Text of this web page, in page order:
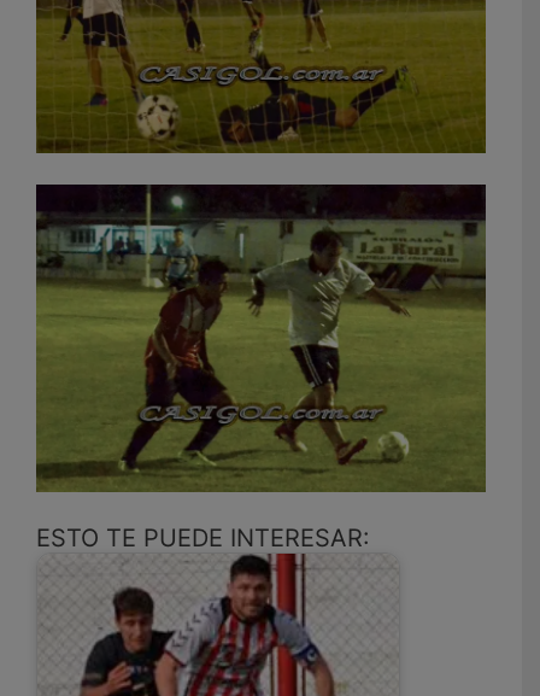
ESTO TE PUEDE INTERESAR: